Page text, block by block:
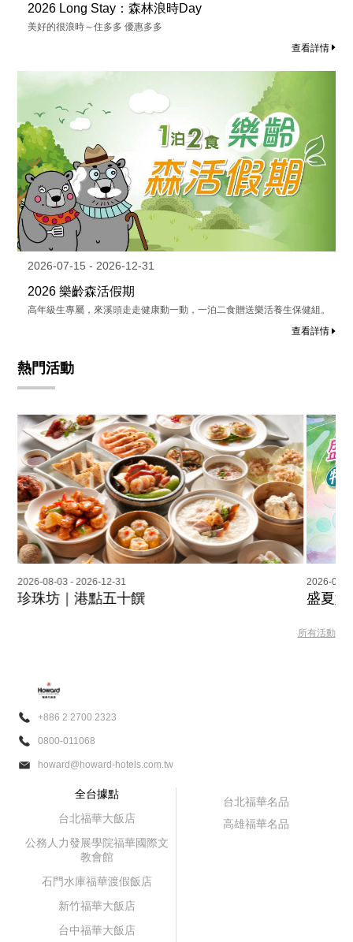
2026 Long Stay：森林浪時Day
美好的很浪時～ 住多多 優惠多多
查看詳情
2026-07-15 - 2026-12-31
2026 樂齡森活假期
高年級生專屬，來溪頭走走健康動一動，一泊二食贈送樂活養生保健組。
查看詳情
熱門活動
2026-08-03 - 2026-12-31
珍珠坊｜港點五十饌
2026-08-
盛夏嬌
所有活動
+886 2 2700 2323
0800-011068
howard@howard-hotels.com.tw
全台據點
台北福華大飯店
公務人力發展學院福華國際文
教會館
石門水庫福華渡假飯店
新竹福華大飯店
台中福華大飯店
台北福華名品
高雄福華名品